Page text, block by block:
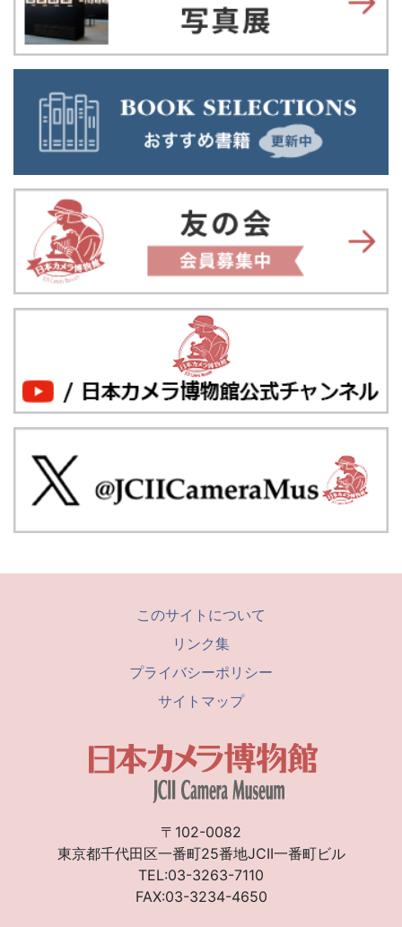
このサイトについて
リンク集
プライバシーポリシー
サイトマップ
〒102-0082
東京都千代田区一番町25番地JCII一番町ビル
TEL:03-3263-7110
FAX:03-3234-4650